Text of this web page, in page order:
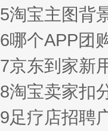
5淘宝主图背
6哪个APP团
7京东到家新
8淘宝卖家扣
9足疗店招聘